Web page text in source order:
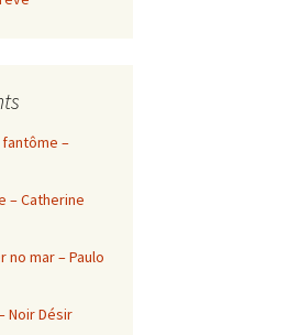
–
– Catherine
no mar – Paulo
Noir Désir